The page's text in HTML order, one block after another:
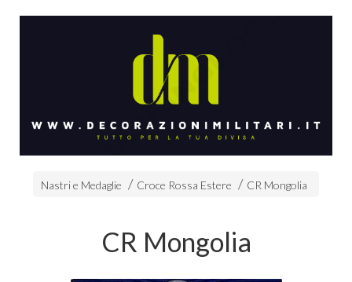
Nastri e Medaglie Croce Rossa Estere CR Mongolia
CR Mongolia